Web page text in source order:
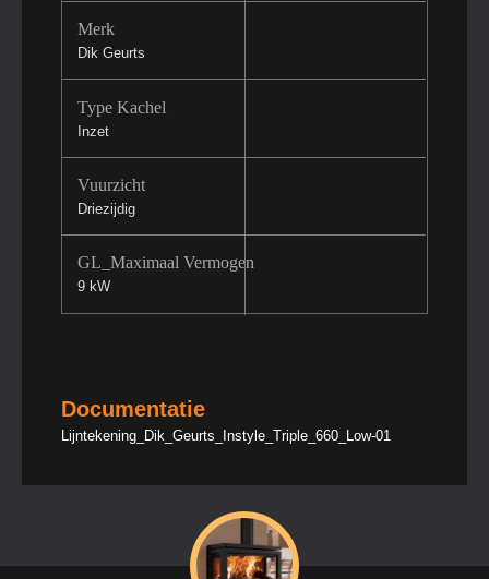
Merk
Dik Geurts
Type Kachel
Inzet
Vuurzicht
Driezijdig
GL_Maximaal Vermogen
9 kW
Documentatie
Lijntekening_Dik_Geurts_Instyle_Triple_660_Low-01